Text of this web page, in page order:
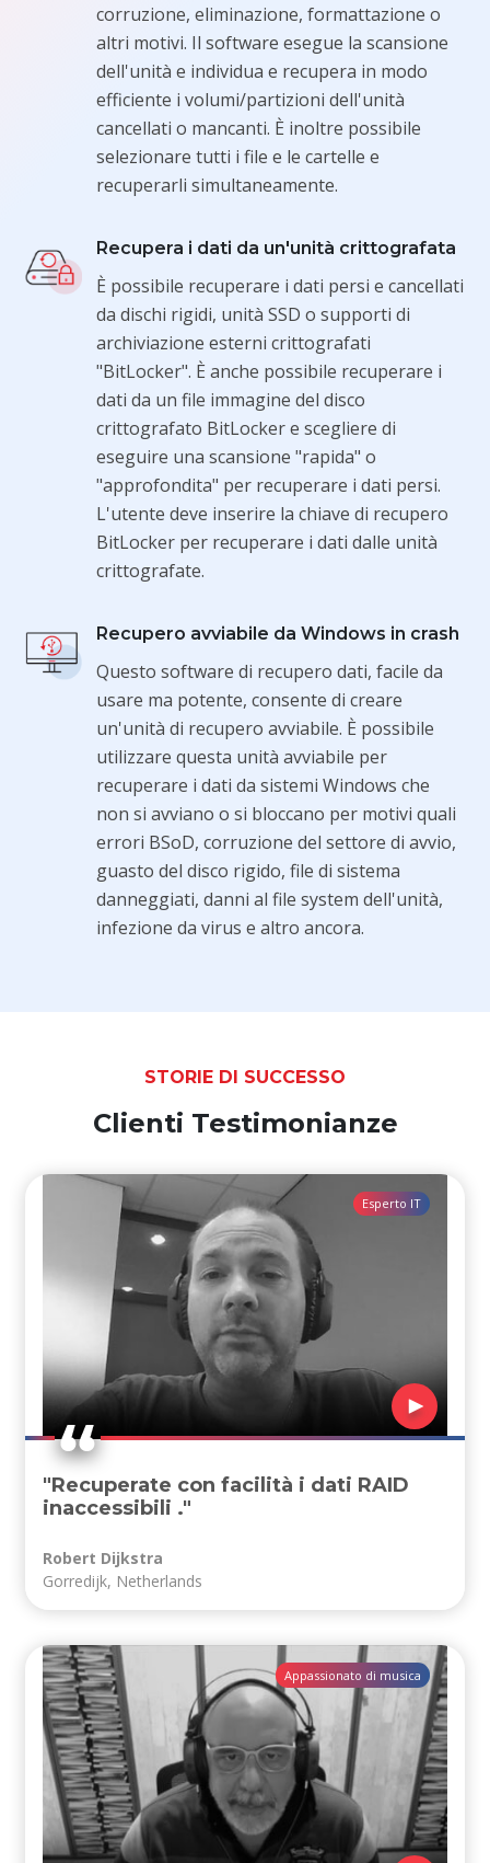
corruzione, eliminazione, formattazione o
altri motivi. Il software esegue la scansione
dell'unità e individua e recupera in modo
efficiente i volumi/partizioni dell'unità
cancellati o mancanti. È inoltre possibile
selezionare tutti i file e le cartelle e
recuperarli simultaneamente.
Recupera i dati da un'unità crittografata
È possibile recuperare i dati persi e cancellati
da dischi rigidi, unità SSD o supporti di
archiviazione esterni crittografati
"BitLocker". È anche possibile recuperare i
dati da un file immagine del disco
crittografato BitLocker e scegliere di
eseguire una scansione "rapida" o
"approfondita" per recuperare i dati persi.
L'utente deve inserire la chiave di recupero
BitLocker per recuperare i dati dalle unità
crittografate.
Recupero avviabile da Windows in crash
Questo software di recupero dati, facile da
usare ma potente, consente di creare
un'unità di recupero avviabile. È possibile
utilizzare questa unità avviabile per
recuperare i dati da sistemi Windows che
non si avviano o si bloccano per motivi quali
errori BSoD, corruzione del settore di avvio,
guasto del disco rigido, file di sistema
danneggiati, danni al file system dell'unità,
infezione da virus e altro ancora.
STORIE DI SUCCESSO
Clienti Testimonianze
Esperto IT
"Recuperate con facilità i dati RAID
inaccessibili ."
Robert Dijkstra
Gorredijk, Netherlands
Appassionato di musica